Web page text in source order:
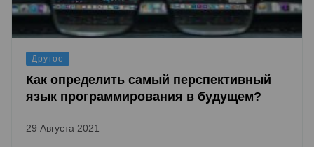
Другое
Как определить самый перспективный
язык программирования в будущем?
29 Августа 2021